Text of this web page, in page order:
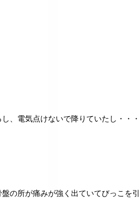
、電気点けないで降りていたし・・・
の所が痛みが強く出ていてびっこを引